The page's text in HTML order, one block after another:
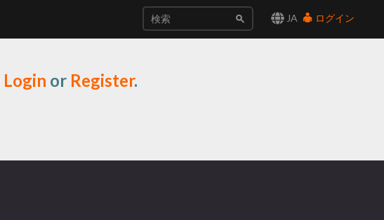
JA ログイン
Login or Register.